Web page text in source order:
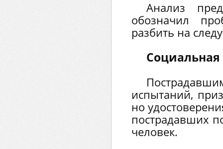
Анализ
обозначил
разбить на
испытаний,
но
пострадавших
человек.